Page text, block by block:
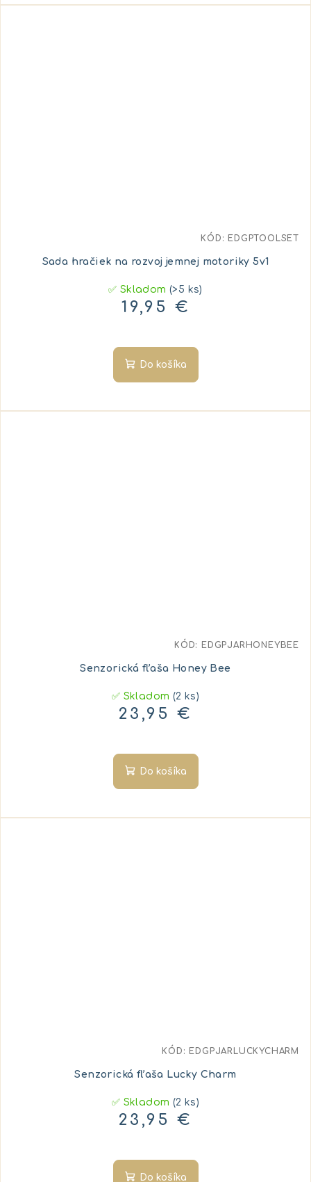
Sada hračiek na rozvoj jemnej motoriky 5v1
✅ Skladom(>5 ks)
19,95 €
Do košíka
KÓD: EDGPTOOLSET
Senzorická fľaša Honey Bee
✅ Skladom (2 ks)
23,95 €
Do košíka
KÓD: EDGPJARHONEYBEE
Senzorická fľaša Lucky Charm
✅ Skladom (2 ks)
23,95 €
Do košíka
KÓD: EDGPJARLUCKYCHARM